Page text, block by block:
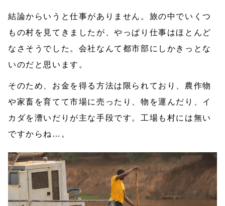
結論からいうと仕事がありません。旅の中でいくつ
もの村を見てきましたが、やっぱり仕事はほとんど
なさそうでした。会社なんて都市部にしかきっとな
いのだと思います。
そのため、お金を得る方法は限られており、農作物
や家畜を育てて市場に売ったり、物を運んだり、イ
カダを漕いだりが主な手段です。工場も村には無い
ですからね…。